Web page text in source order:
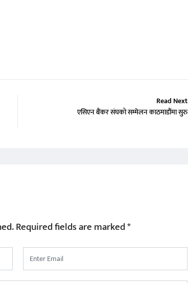
Read Next
एसिएन बैंकर संघको सम्मेलन काठमाडौंमा सुरु
Required fields are marked*